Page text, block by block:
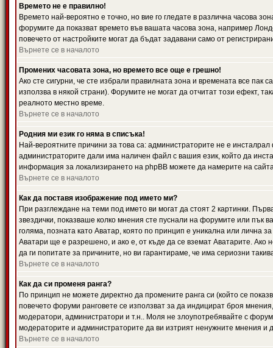
Времето не е правилно!
Времето най-вероятно е точно, но вие го гледате в различна часова
форумите да показват времето във вашата часова зона, например
повечето от настройките могат да бъдат задавани само от
Върнете се в началото
Промених часовата зона, но времето все още е грешно!
Ако сте сигурни, че сте избрали правилната зона и времената все
използва в някой страни). Форумите не могат да отчитат този ефект,
реалното местно време.
Върнете се в началото
Родния ми език го няма в списъка!
Най-вероятните причини за това са: администраторите не е
администраторите дали има наличен файл с вашия език, който да
информация за локализирането на phpBB можете да намерите на
Върнете се в началото
Как да поставя изображение под името ми?
При разглеждане на теми под името ви могат да стоят 2 картинки.
звездички, показваше колко мнения сте пуснали на форумите или пък
голяма, позната като Аватар, която по принцип е уникална или лична
Аватари ще е разрешено, и ако е, от къде да се вземат Аватарите.
да ги попитате за причините, но ви гарантираме, че има сериозни
Върнете се в началото
Как да си променя ранга?
По принцип не можете директно да промените ранга си (който се
повечето форуми ранговете се използват за да индицират броя
модератори, администратори и т.н.. Моля не злоупотребявайте с
модераторите и администраторите да ви изтрият ненужните мнения и
Върнете се в началото